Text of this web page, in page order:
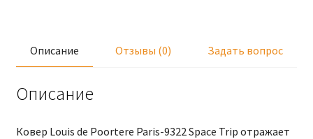
Описание Отзывы (0) Задать вопрос
Описание
Ковер Louis de Poortere Paris-9322 Space Trip отражает